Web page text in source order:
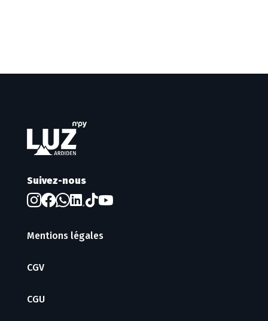
Suivez-nous
Mentions légales
CGV
CGU